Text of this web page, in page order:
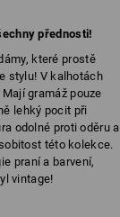
přednosti!
které prostě
stylu! V kalhotách
gramáž pouze
lehký pocit při
odolné proti oděru a
této kolekce.
praní a barvení,
vintage!